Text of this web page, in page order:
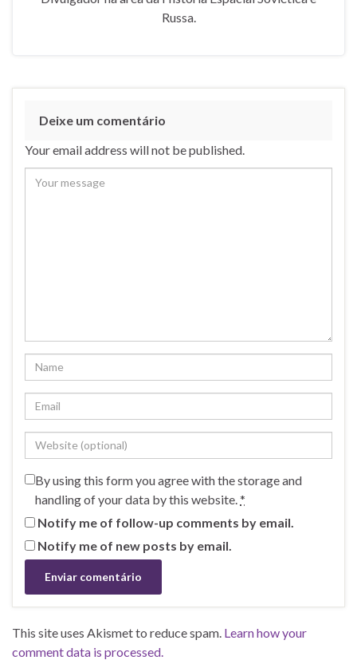
Russa.
Deixe um comentário
Your email address will not be published.
By using this form you agree with the storage and
handling of your data by this website.*
Notify me of follow-up comments by email.
Notify me of new posts by email.
This site uses Akismet to reduce spam. Learn how your
comment data is processed.